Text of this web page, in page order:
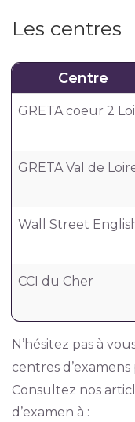
Les centres
Centre
GRETA coeur 2
GRETA Val de
Wall Street
CCI du Cher
N’hésitez pas à
centres
Consultez nos
d’examen à :